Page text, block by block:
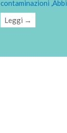
contaminazioni
Leggi →